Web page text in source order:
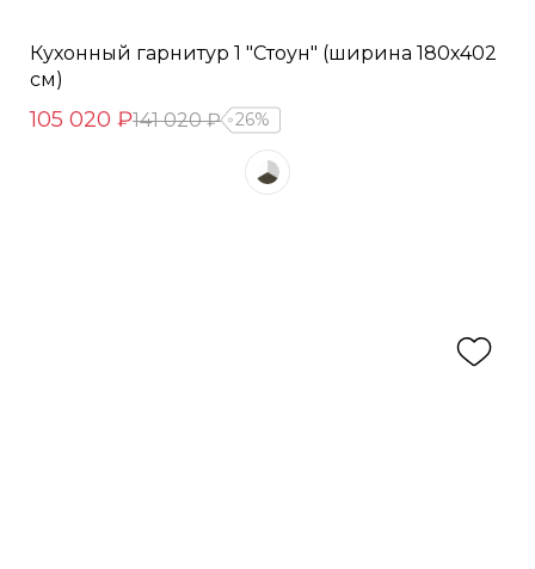
Кухонный гарнитур 1 "Стоун" (ширина 180х402
см)
105 020 ₽141 020 ₽ 26%